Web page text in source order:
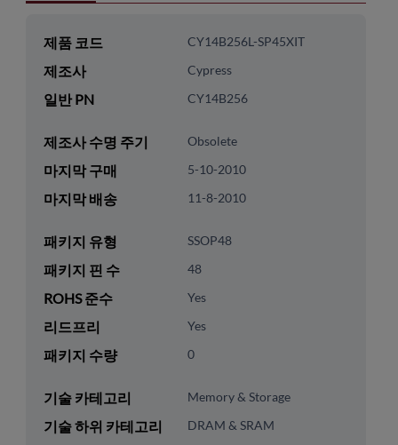
제품 코드 CY14B256L-SP45XIT
제조사 Cypress
일반 PN CY14B256
제조사 수명 주기 Obsolete
마지막 구매 5-10-2010
마지막 배송 11-8-2010
패키지 유형 SSOP48
패키지 핀 수 48
ROHS 준수 Yes
리드프리 Yes
패키지 수량 0
기술 카테고리 Memory & Storage
기술 하위 카테고리 DRAM & SRAM